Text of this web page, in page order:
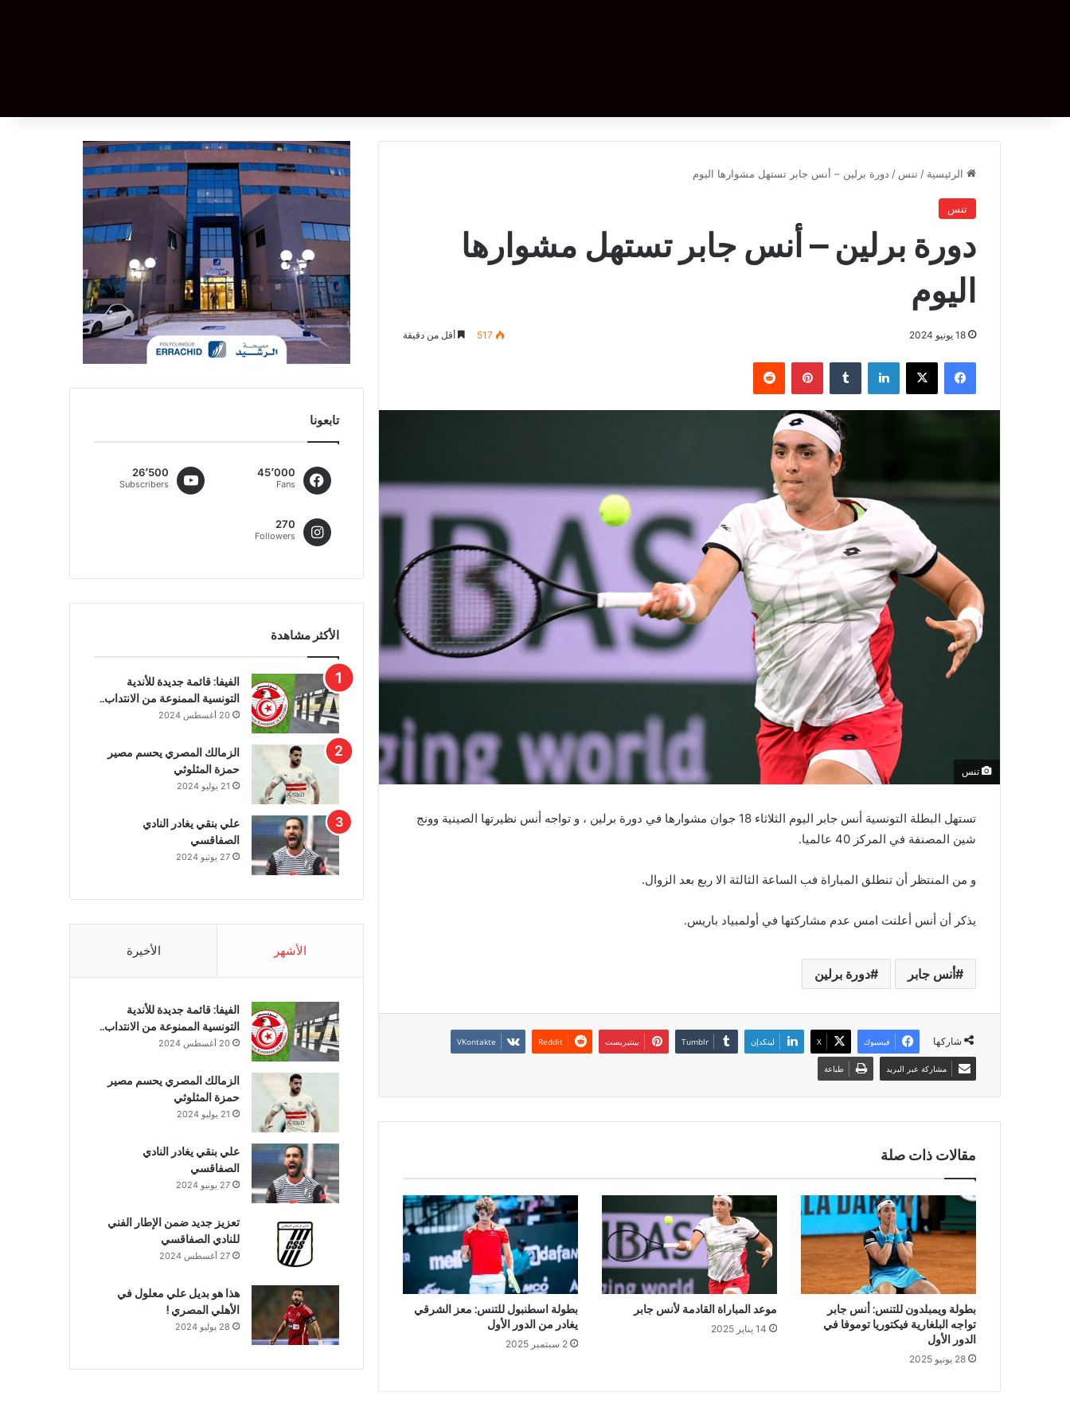
الرئيسية / تنس / دورة برلين – أنس جابر تستهل مشوارها اليوم
تنس
دورة برلين – أنس جابر تستهل مشوارها
اليوم
18 يونيو 2024 517 أقل من دقيقة
فيسبوك ‫X لينكدإن بينتيريست
تنس
تستهل البطلة التونسية أنس جابر اليوم الثلاثاء 18 جوان مشوارها في دورة برلين ، و تواجه أنس نظيرتها الصينية وونج
شين المصنفة في المركز 40 عالميا.
و من المنتظر أن تنطلق المباراة فب الساعة الثالثة الا ربع بعد الزوال.
يذكر أن أنس أعلنت امس عدم مشاركتها في أولمبياد باريس.
أنس جابر دورة برلين
شاركها فيسبوك ‫X لينكدإن بينتيريست
مشاركة عبر البريد طباعة
مقالات ذات صلة
بطولة ويمبلدون للتنس: أنس جابر
تواجه البلغارية فيكتوريا توموفا في
الدور الأول
28 يونيو 2025
موعد المباراة القادمة لأنس جابر
14 يناير 2025
بطولة اسطنبول للتنس: معز الشرقي
يغادر من الدور الأول
2 سبتمبر 2025
تابعونا
45٬000
Fans
26٬500
Subscribers
270
Followers
الأكثر مشاهدة
الفيفا: قائمة جديدة للأندية
التونسية الممنوعة من الانتداب..
20 أغسطس 2024
الزمالك المصري يحسم مصير
حمزة المثلوثي
21 يوليو 2024
علي بنقي يغادر النادي
الصفاقسي
27 يونيو 2024
الأشهر الأخيرة
الفيفا: قائمة جديدة للأندية
التونسية الممنوعة من الانتداب..
20 أغسطس 2024
الزمالك المصري يحسم مصير
حمزة المثلوثي
21 يوليو 2024
علي بنقي يغادر النادي
الصفاقسي
27 يونيو 2024
تعزيز جديد ضمن الإطار الفني
للنادي الصفاقسي
27 أغسطس 2024
هذا هو بديل علي معلول في
الأهلي المصري !
28 يوليو 2024